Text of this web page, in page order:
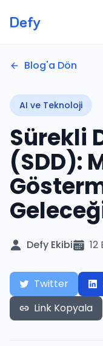
Defy
Blog'a Dön
AI ve Teknoloji
Sürekli
(SDD):
Defy Ekibi 12
Twitter
Link Kopyala